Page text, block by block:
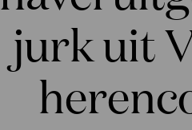
jurk uit